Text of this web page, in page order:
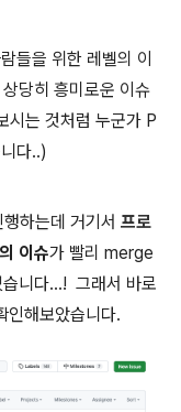
들을 위한 레벨의 이
당히 흥미로운 이슈
시는 것처럼 누군가 P
다..)
하는데 거기서 프로
이슈가 빨리 merge
니다...! 그래서 바로
해보았습니다.